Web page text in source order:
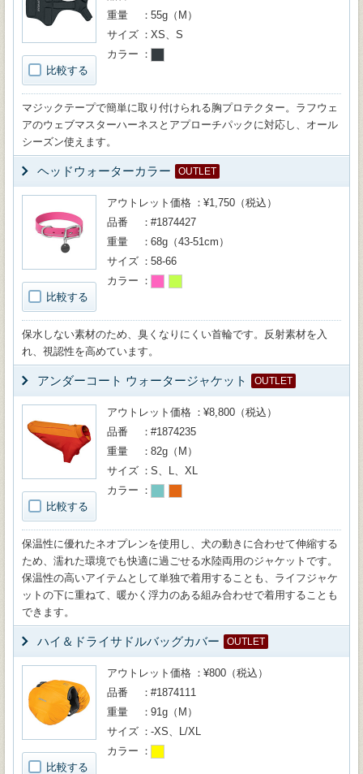
比較する
重量
55g（M）
サイズ
XS、S
カラー
マジックテープで簡単に取り付けられる胸プロテクター。ラフウェ
アのウェブマスターハーネスとアプローチパックに対応し、オール
シーズン使えます。
ヘッドウォーターカラー OUTLET
比較する
アウトレット価格
¥1,750（税込）
品番
#1874427
重量
68g（43-51cm）
サイズ
58-66
カラー
保水しない素材のため、臭くなりにくい首輪です。反射素材を入
れ、視認性を高めています。
アンダーコート ウォータージャケット OUTLET
比較する
アウトレット価格
¥8,800（税込）
品番
#1874235
重量
82g（M）
サイズ
S、L、XL
カラー
保温性に優れたネオプレンを使用し、犬の動きに合わせて伸縮する
ため、濡れた環境でも快適に過ごせる水陸両用のジャケットです。
保温性の高いアイテムとして単独で着用することも、ライフジャケ
ットの下に重ねて、暖かく浮力のある組み合わせで着用することも
できます。
ハイ＆ドライサドルバッグカバー OUTLET
比較する
アウトレット価格
¥800（税込）
品番
#1874111
重量
91g（M）
サイズ
-XS、L/XL
カラー